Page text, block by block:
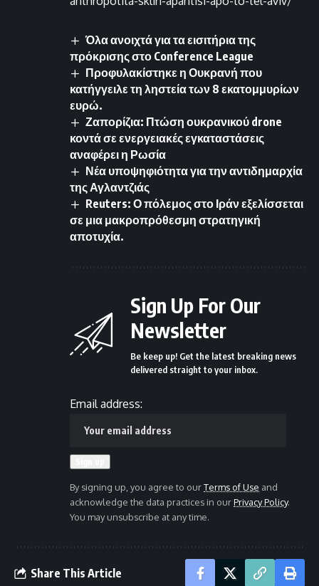
Όλα ανοιχτά για τα εισιτήρια της
πρόκρισης στο Conference League
Προφυλακίστηκε η Ουκρανή που
κατήγγειλε τη ληστεία των 8 εκατομμυρίων
ευρώ.
Ζαπορίζια: Πτώση ουκρανικού drone
κοντά σε ενεργειακές εγκαταστάσεις
αναφέρει η Ρωσία
Νέα υποψηφιότητα για την αντιδημαρχία
της Αγλαντζιάς
Reuters: Ο πόλεμος στο Ιράν εξελίσσεται
σε μια μακροπρόθεσμη στρατηγική
αποτυχία.
Sign Up For Our
Newsletter
Be keep up! Get the latest breaking news
delivered straight to your inbox.
Email address:
By signing up, you agree to ourTerms of Use and
acknowledge the data practices in ourPrivacy Policy.
You may unsubscribe at any time.
Share This Article